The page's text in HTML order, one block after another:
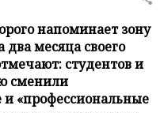
напоминает зону
два месяца своего
студентов и
сменили
«профессиональные